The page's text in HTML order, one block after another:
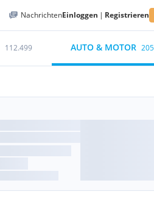
NachrichtenEinloggen | Registrieren
112.499 AUTO & MOTOR